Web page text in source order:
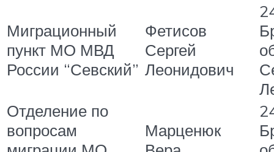
Миграционный
пункт МО МВД
России “Севский”
Фетисов
Сергей
Леонидович
Отделение по
вопросам
Марценюк